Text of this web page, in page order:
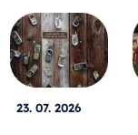
23. 07. 2026